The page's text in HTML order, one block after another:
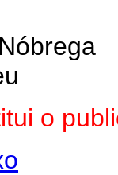
o